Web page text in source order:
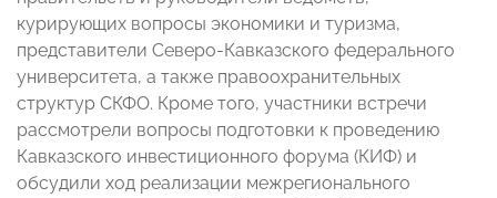
курирующих вопросы экономики и туризма,
представители Северо-Кавказского федерального
университета, а также правоохранительных
структур СКФО. Кроме того, участники встречи
рассмотрели вопросы подготовки к проведению
Кавказского инвестиционного форума (КИФ) и
обсудили ход реализации межрегионального